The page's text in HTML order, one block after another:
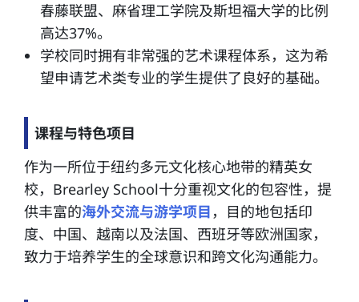
春藤联盟、麻省理工学院及斯坦福大学的比例
高达37%。
学校同时拥有非常强的艺术课程体系，这为希
望申请艺术类专业的学生提供了良好的基础。
课程与特色项目
作为一所位于纽约多元文化核心地带的精英女
校，Brearley School十分重视文化的包容性，提
供丰富的海外交流与游学项目 ，目的地包括印
度、中国、越南以及法国、西班牙等欧洲国家，
致力于培养学生的全球意识和跨文化沟通能力。